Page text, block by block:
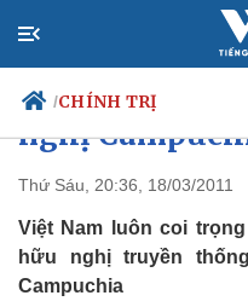
/CHÍNH TRỊ
Chính trị
Đảng
Tổ chức nhân sự
Tổng Bí thư
nghị
Thứ Sáu, 20:36, 18/03/2011
Việt Nam luôn coi
hữu nghị truyền
Campuchia